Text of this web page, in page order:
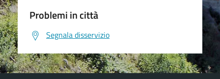
Problemi in città
Segnala disservizio